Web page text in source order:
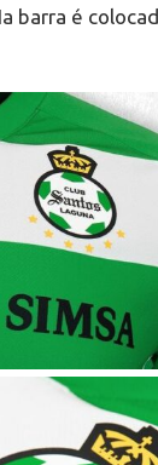
barra é